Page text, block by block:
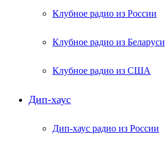
Клубное радио из России
Клубное радио из Беларуси
Клубное радио из США
Дип-хаус
Дип-хаус радио из России